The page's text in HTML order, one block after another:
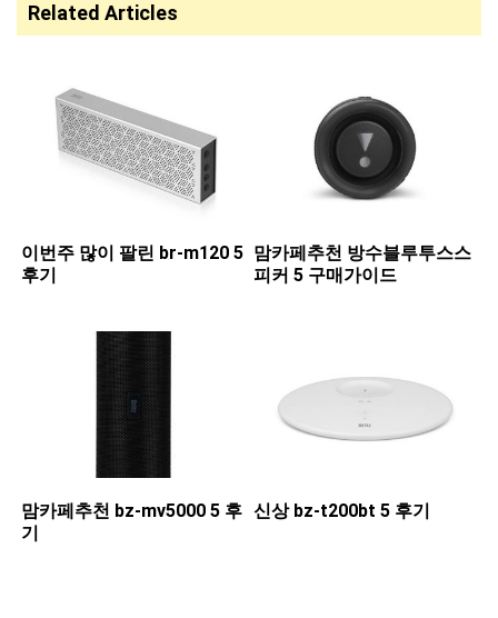
Related Articles
이번주 많이 팔린 ​br-m120 5
후기
맘카페추천 ​방수블루투스스
피커 5 구매가이드
맘카페추천 ​bz-mv5000 5 후
기
신상 ​bz-t200bt 5 후기